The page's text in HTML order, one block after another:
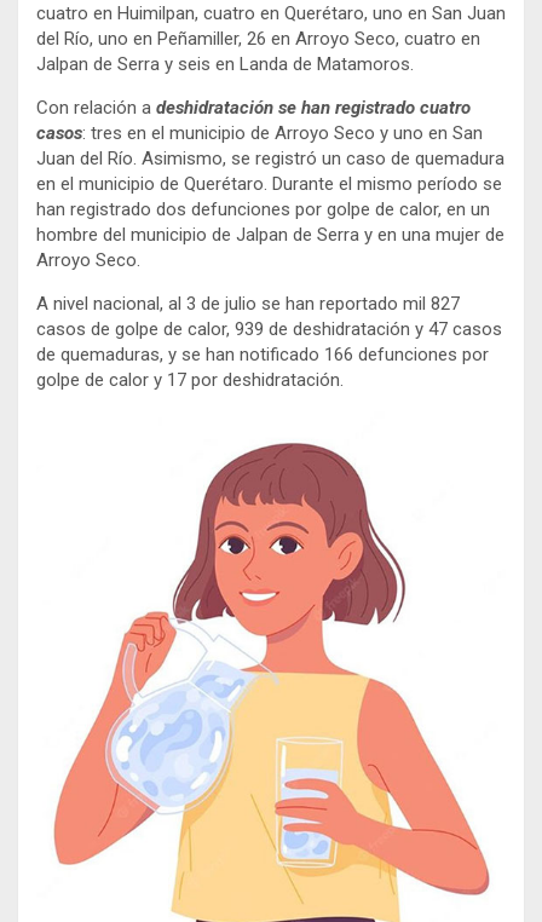
cuatro en Huimilpan, cuatro en Querétaro, uno en San Juan
del Río, uno en Peñamiller, 26 en Arroyo Seco, cuatro en
Jalpan de Serra y seis en Landa de Matamoros.
Con relación a deshidratación se han registrado cuatro
casos: tres en el municipio de Arroyo Seco y uno en San
Juan del Río. Asimismo, se registró un caso de quemadura
en el municipio de Querétaro. Durante el mismo período se
han registrado dos defunciones por golpe de calor, en un
hombre del municipio de Jalpan de Serra y en una mujer de
Arroyo Seco.
A nivel nacional, al 3 de julio se han reportado mil 827
casos de golpe de calor, 939 de deshidratación y 47 casos
de quemaduras, y se han notificado 166 defunciones por
golpe de calor y 17 por deshidratación.